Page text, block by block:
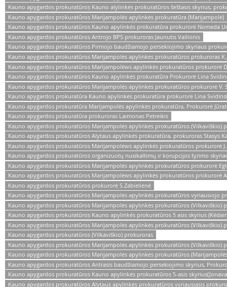
Kauno apygardos prokuratūros Kauno alylinkės prokuratūros šeštasis skyrius,
Kauno apygardos prokuratūros Marijampolės apylinkės prokuratūra (Marijampolė)
Kauno apygardos prokuratūros Kauno apylinkės prokuratūra prokurorė Nomeda
Kauno apygardos prokuratūros Antrojo BPS prokuroras Jaunutis Vailionis
Kauno apygardos prokuratūros Pirmojo baudžiamojo persekiojimo skyriaus
Kauno apygardos prokuratūros Marijampolės apylinkės prokuratūros prokuroras
Kauno apygardos prokuratūros Marijampolėws apylinkės prokuratūros prokurorė
Kauno apygardos prokuratūros Kauno apylinkės prokuratūra Prokurorė Lina
Kauno apygardos prokuratūros Marijampolės apylinkės prokuratūros prokurorė V.
Kauno apygardos prokuratūra Kauno apylinkės prokuratūra prokurorė Lina
Kauno apygardos prokuratūra Marijampolės apylinkės prokuratūra, Prokurorė
Kauno apygardos prokuratūra prokuroras Laimonas Petreikis
Kauno apygardos prokuratūros Marijampolės apylinkės prokuratūros (Vilkaviškio)
Kauno apygardos prokuratūros Alytaus apylinkės prokuratūra, prokuroras Stasys
Kauno apygardos prokuratūros Marijampolėws apylinkės prokuratūros prokurorė
Kauno apygardos prokuratūros organizuotų nusikaltimų ir korupcijos tyrimo
Kauno apygardos prokuratūros Marijampolės apylinkės prokuratūros prokurorė
Kauno apygardos prokuratūros Marijampolėws apylinkės prokuratūros prokurorė
Kauno apygardos prokuratūros prokurorė S.Zabielienė
Kauno apygardos prokuratūros Marijampolės apylinkės prokuratūros vyriausiojo
Kauno apygardos prokuratūros Marijampolės apylinkės prokuratūros (Vilkaviškio)
Kauno apygardos prokuratūros Kauno apylinkės prokuratūros 5 asis skyrius
Kauno apygardos prokuratūros Marijampolės apylinkės prokuratūros (Vilkaviškio)
Kauno apygardos prokuratūros (Vilkaviškio) prokuroras
Kauno apygardos prokuratūros Marijampolės apylinkės prokuratūros (Vilkaviškio)
Kauno apygardos prokuratūros Marijampolės apylinkės prokuratūros
Kauno apygardos prokuratūros Antrasis baudžiamojo persekiojimo skyrius,
Kauno apygardos prokuratūros Kauno apylinkės prokuratūros 5-asis
Kauno apygardos prokuratūros Alytaus apylinkės prokuratūros vyriausiasis